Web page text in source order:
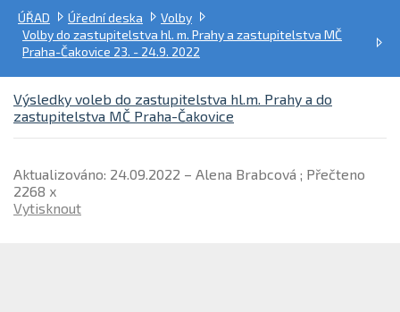
ÚŘAD Úřední deska
Volby
Volby do zastupitelstva hl. m. Prahy a zastupitelstva MČ
Praha-Čakovice 23. - 24.9. 2022
Výsledky voleb do zastupitelstva hl.m. Prahy a do
zastupitelstva MČ Praha-Čakovice
Aktualizováno: 24.09.2022 – Alena Brabcová ; Přečteno
2268 x
Vytisknout